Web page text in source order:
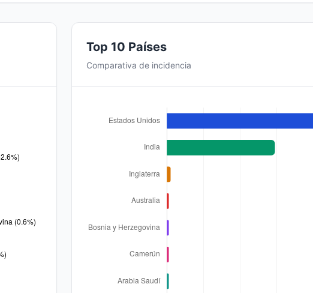
Top 10 Países
Comparativa de incidencia